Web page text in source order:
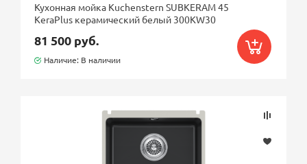
Кухонная мойка Kuchenstern SUBKERAM 45
KeraPlus керамический белый 300KW30
81 500 руб.
Наличие: В наличии